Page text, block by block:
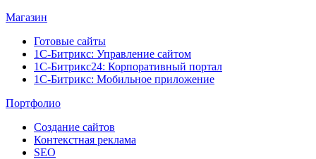
Магазин
Готовые сайты
1С-Битрикс: Управление сайтом
1С-Битрикс24: Корпоративный портал
1С-Битрикс: Мобильное приложение
Портфолио
Создание сайтов
Контекстная реклама
SEO